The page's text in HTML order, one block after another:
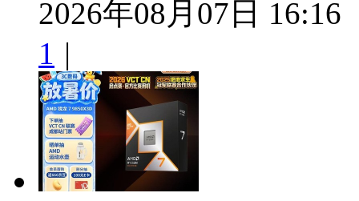
2026年08月07日 16:16
1 |